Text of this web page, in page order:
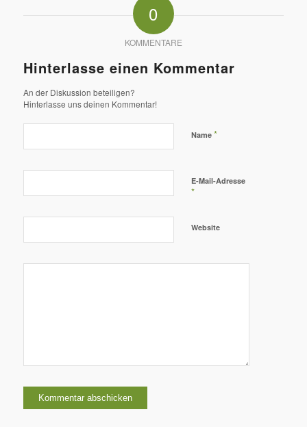
0
KOMMENTARE
Hinterlasse einen Kommentar
An der Diskussion beteiligen?
Hinterlasse uns deinen Kommentar!
Name *
E-Mail-Adresse
*
Website